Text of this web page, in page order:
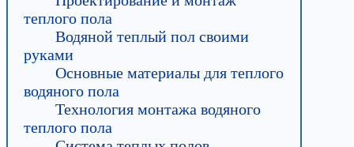
теплого пола
Водяной теплый пол своими
руками
Основные материалы для теплого
водяного пола
Технология монтажа водяного
теплого пола